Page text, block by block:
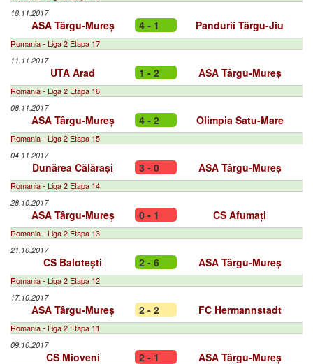
18.11.2017
ASA Târgu-Mureș 4 - 1 Pandurii Târgu-Jiu
Romania - Liga 2 Etapa 17
11.11.2017
UTA Arad 1 - 2 ASA Târgu-Mureș
Romania - Liga 2 Etapa 16
08.11.2017
ASA Târgu-Mureș 4 - 2 Olimpia Satu-Mare
Romania - Liga 2 Etapa 15
04.11.2017
Dunărea Călărași 3 - 0 ASA Târgu-Mureș
Romania - Liga 2 Etapa 14
28.10.2017
ASA Târgu-Mureș 0 - 1 CS Afumați
Romania - Liga 2 Etapa 13
21.10.2017
CS Balotești 2 - 6 ASA Târgu-Mureș
Romania - Liga 2 Etapa 12
17.10.2017
ASA Târgu-Mureș 2 - 2 FC Hermannstadt
Romania - Liga 2 Etapa 11
09.10.2017
CS Mioveni 2 - 1 ASA Târgu-Mureș